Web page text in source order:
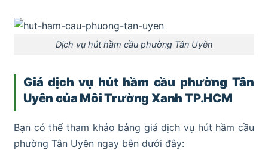
Dịch vụ hút hầm cầu phường Tân Uyên
Giá dịch vụ hút hầm cầu phường Tân
Uyên của Môi Trường Xanh TP.HCM
Bạn có thể tham khảo bảng giá dịch vụ hút hầm cầu
phường Tân Uyên ngay bên dưới đây: